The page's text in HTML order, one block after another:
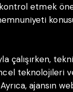
etmek
çalışırken,
ajansın